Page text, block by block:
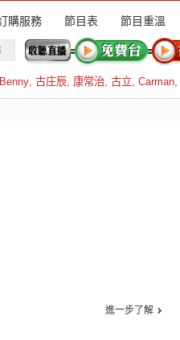
購服務 節目表 節目重溫
, 古庄辰, 康常治, 古立, Carman,
進一步了解